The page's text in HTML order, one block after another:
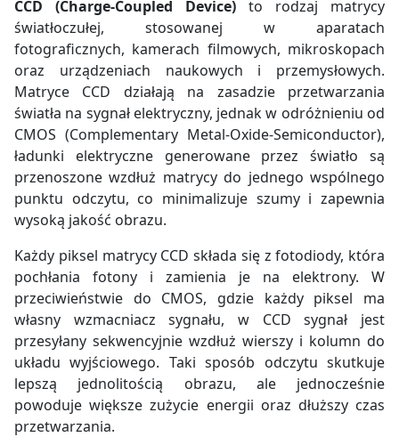
CCD (Charge-Coupled Device) to rodzaj matrycy
światłoczułej, stosowanej w aparatach
fotograficznych, kamerach filmowych, mikroskopach
oraz urządzeniach naukowych i przemysłowych.
Matryce CCD działają na zasadzie przetwarzania
światła na sygnał elektryczny, jednak w odróżnieniu od
CMOS (Complementary Metal-Oxide-Semiconductor),
ładunki elektryczne generowane przez światło są
przenoszone wzdłuż matrycy do jednego wspólnego
punktu odczytu, co minimalizuje szumy i zapewnia
wysoką jakość obrazu.
Każdy piksel matrycy CCD składa się z fotodiody, która
pochłania fotony i zamienia je na elektrony. W
przeciwieństwie do CMOS, gdzie każdy piksel ma
własny wzmacniacz sygnału, w CCD sygnał jest
przesyłany sekwencyjnie wzdłuż wierszy i kolumn do
układu wyjściowego. Taki sposób odczytu skutkuje
lepszą jednolitością obrazu, ale jednocześnie
powoduje większe zużycie energii oraz dłuższy czas
przetwarzania.